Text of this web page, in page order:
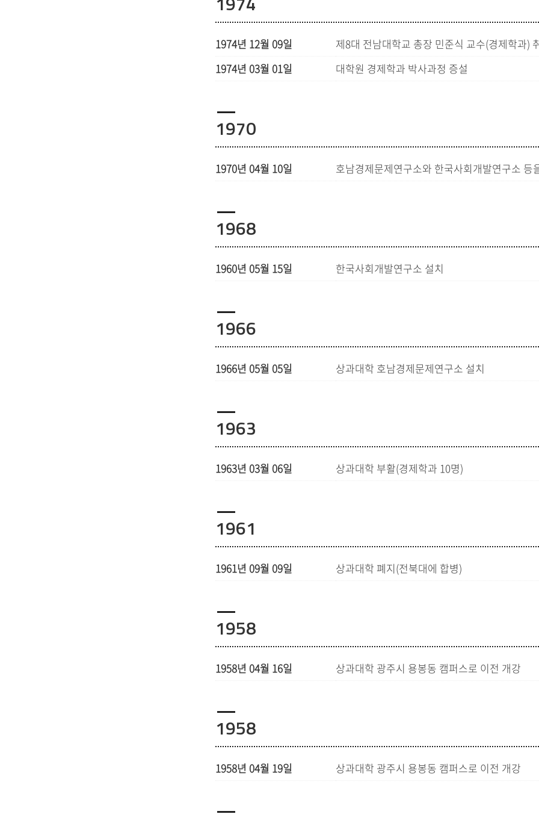
1974년 12월 09일
제8대 전남대학교 총장 민준식 교수(경제학과)
1974년 03월 01일
대학원 경제학과 박사과정 증설
1970
1970년 04월 10일 호남경제문제연구소와 한국사회개발연구소 등
1968
1960년 05월 15일 한국사회개발연구소 설치
1966
1966년 05월 05일 상과대학 호남경제문제연구소 설치
1963
1963년 03월 06일 상과대학 부활(경제학과 10명)
1961
1961년 09월 09일 상과대학 폐지(전북대에 합병)
1958
1958년 04월 16일 상과대학 광주시 용봉동 캠퍼스로 이전 개강
1958
1958년 04월 19일 상과대학 광주시 용봉동 캠퍼스로 이전 개강